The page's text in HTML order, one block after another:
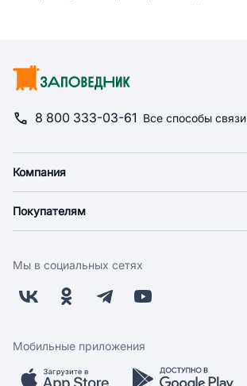
8 800 333-03-61 Все способы связи
Компания
Новости
Поставщикам
Заводчикам
Обратная связь
Покупателям
Оплата
Бонусная программа
Скидки и акции
Мобильное приложение
Мы в социальных сетях
Мобильные приложения